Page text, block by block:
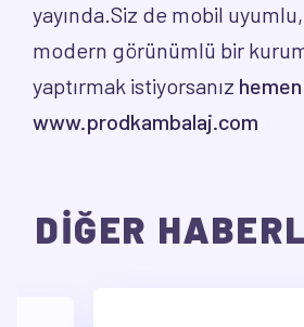
yayında.Siz de mobil uyumlu,
modern görünümlü bir
yaptırmak istiyorsanız
www.prodkambalaj.com
DİĞER